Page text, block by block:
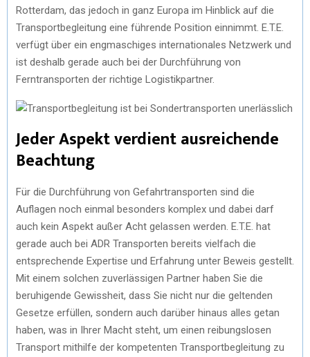
Rotterdam, das jedoch in ganz Europa im Hinblick auf die
Transportbegleitung eine führende Position einnimmt. E.T.E.
verfügt über ein engmaschiges internationales Netzwerk und
ist deshalb gerade auch bei der Durchführung von
Ferntransporten der richtige Logistikpartner.
Jeder Aspekt verdient ausreichende
Beachtung
Für die Durchführung von Gefahrtransporten sind die
Auflagen noch einmal besonders komplex und dabei darf
auch kein Aspekt außer Acht gelassen werden. E.T.E. hat
gerade auch bei ADR Transporten bereits vielfach die
entsprechende Expertise und Erfahrung unter Beweis gestellt.
Mit einem solchen zuverlässigen Partner haben Sie die
beruhigende Gewissheit, dass Sie nicht nur die geltenden
Gesetze erfüllen, sondern auch darüber hinaus alles getan
haben, was in Ihrer Macht steht, um einen reibungslosen
Transport mithilfe der kompetenten Transportbegleitung zu